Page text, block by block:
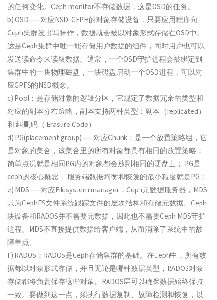
的任何变化。Ceph monitor不存储数据，这是OSD的任务。
b) OSD——对应NSD: CEPH的对象存储设备，只要应用程序向
Ceph集群发出写操作，数据就会被以对象形式存储在OSD中。
这是Ceph集群中唯一能存储用户数据的组件，同时用户也可以
发送读命令来读取数据。通常，一个OSD守护进程会被绑定到
集群中的一块物理磁盘，一块磁盘启动一个OSD进程，可以对
应GPFS的NSD概念。
c) Pool：是存储对象的逻辑分区，它规定了数据冗余的类型和
对应的副本分布策略，副本支持两种类型：副本（replicated）
和 纠删码（ Erasure Code）
d) PG(placement group)——对应Chunk：是一个放置策略组，它
是对象的集合，该集合里的所有对象都具有相同的放置策略；
简单点说就是相同PG内的对象都会放到相同的硬盘上； PG是
ceph的核心概念， 服务端数据均衡和恢复的最小粒度就是PG；
e) MDS——对应Filesystem manager：Ceph元数据服务器，MDS
只为CephFS文件系统跟踪文件的层次结构和存储元数据。Ceph
块设备和RADOS并不需要元数据，因此也不需要Ceph MDS守护
进程。MDS不直接提供数据给客户端，从而消除了系统中的故
障单点。
f) RADOS：RADOS是Ceph存储集群的基础。在Ceph中，所有数
据都以对象形式存储，并且无论是哪种数据类型，RADOS对象
存储都将负责保存这些对象。RADOS层可以确保数据始终保持
一致。要做到这一点，须执行数据复制、故障检测和恢复，以